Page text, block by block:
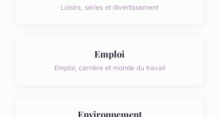
Loisirs, séries et divertissement
Emploi
Emploi, carrière et monde du travail
Environnement